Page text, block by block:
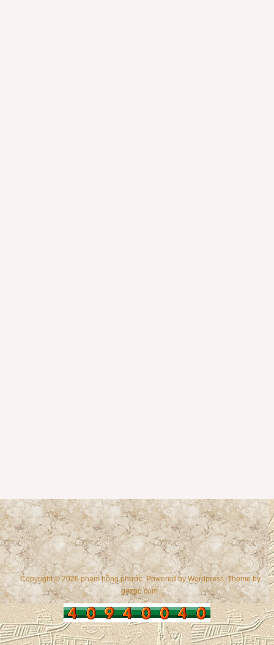
Copyright © 2026 phạm hồng phước. Powered byWordpress , Theme by
gazpo.com.